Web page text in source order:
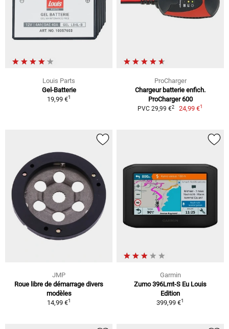
Louis Parts
Gel-Batterie
19,99 €1
ProCharger
Chargeur batterie enfich.
ProCharger 600
PVC 29,99 €2 24,99 €1
JMP
Roue libre de démarrage divers
modèles
14,99 €1
Garmin
Zumo 396Lmt-S Eu Louis
Edition
399,99 €1